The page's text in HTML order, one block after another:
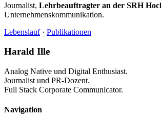
Journalist, Lehrbeauftragter an der SRH
Unternehmenskommunikation.
Lebenslauf· Publikationen
Harald Ille
Analog Native und Digital Enthusiast.
Journalist und PR-Dozent.
Full Stack Corporate Communicator.
Navigation